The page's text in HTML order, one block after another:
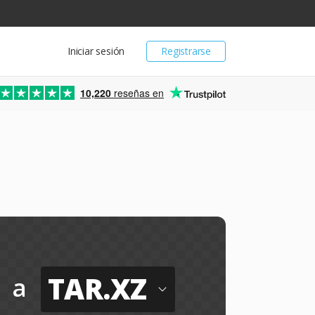
Registrarse
Iniciar sesión
10,220 reseñas en
a TAR.XZ